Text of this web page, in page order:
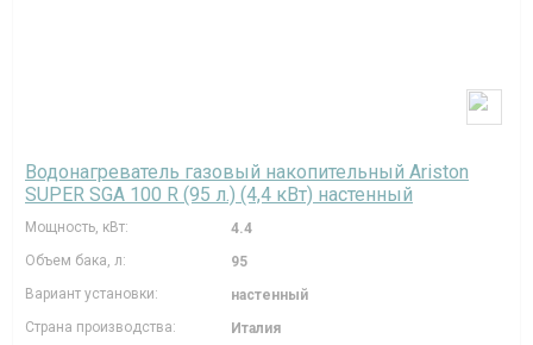
Водонагреватель газовый накопительный Ariston
SUPER SGA 100 R (95 л.) (4,4 кВт) настенный
Мощность, кВт:
4.4
Объем бака, л:
95
Вариант установки:
настенный
Страна производства:
Италия